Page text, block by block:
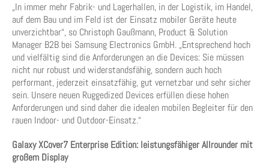
„In immer mehr Fabrik- und Lagerhallen, in der Logistik, im Handel,
auf dem Bau und im Feld ist der Einsatz mobiler Geräte heute
unverzichtbar“, so Christoph Gaußmann, Product & Solution
Manager B2B bei Samsung Electronics GmbH. „Entsprechend hoch
und vielfältig sind die Anforderungen an die Devices: Sie müssen
nicht nur robust und widerstandsfähig, sondern auch hoch
performant, jederzeit einsatzfähig, gut vernetzbar und sehr sicher
sein. Unsere neuen Ruggedized Devices erfüllen diese hohen
Anforderungen und sind daher die idealen mobilen Begleiter für den
rauen Indoor- und Outdoor-Einsatz.“
Galaxy XCover7 Enterprise Edition: leistungsfähiger Allrounder mit
großem Display